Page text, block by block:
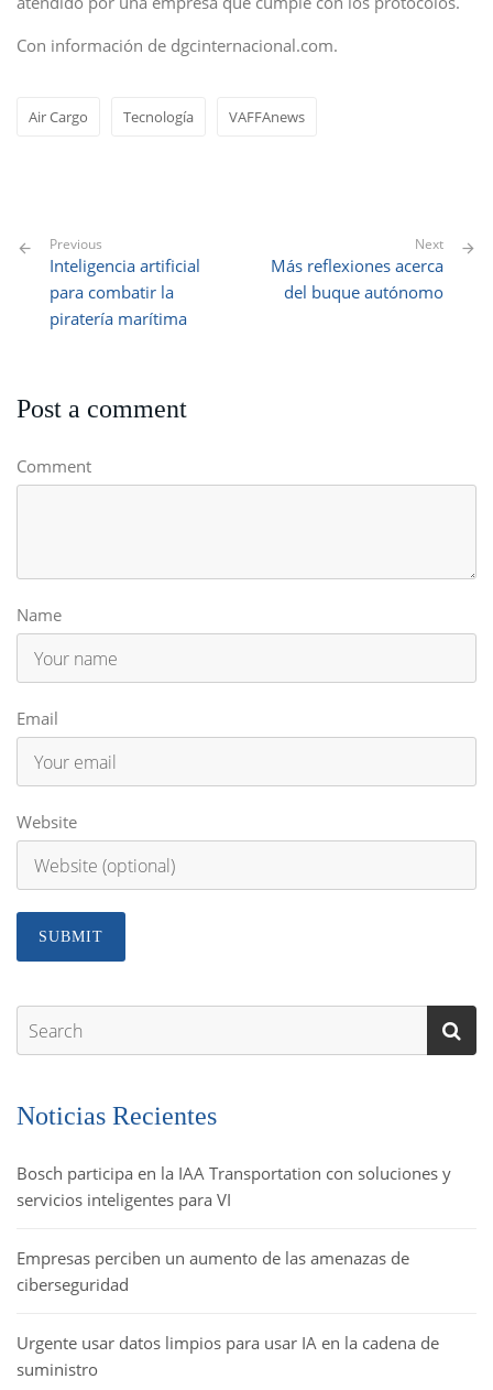
Con información de dgcinternacional.com.
Air Cargo Tecnología VAFFAnews
Previous
Inteligencia artificial
para combatir la
piratería marítima
Next
Más reflexiones acerca
del buque autónomo
Post a comment
Comment
Name
Email
Website
Noticias Recientes
Bosch participa en la IAA Transportation con soluciones y
servicios inteligentes para VI
Empresas perciben un aumento de las amenazas de
ciberseguridad
Urgente usar datos limpios para usar IA en la cadena de
suministro